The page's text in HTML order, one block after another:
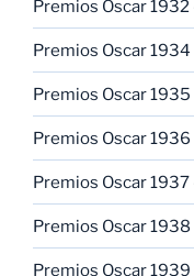
Premios Oscar
Premios Oscar
Premios Oscar
Premios Oscar
Premios Oscar
Premios Oscar
Premios Oscar